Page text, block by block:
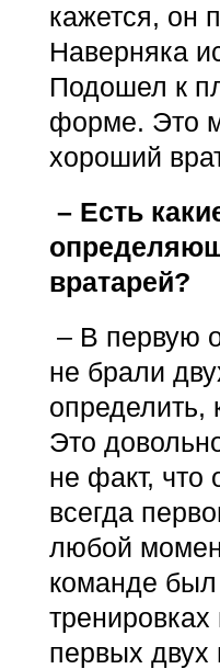
кажется, он
Наверняка
Подошел к
форме. Это
хороший
– Есть
вратарей?
– В первую
не брали
определить,
Это
не факт, что
всегда
любой
команде был
тренировках
первых двух